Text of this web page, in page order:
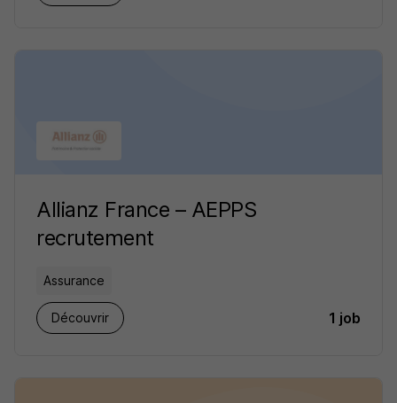
Allianz France – AEPPS
recrutement
Assurance
Découvrir 1 job